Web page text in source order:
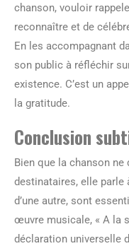
chanson, vouloir
reconnaître et de
En les accompagnant
son public à réfléchir
existence. C’est un
la gratitude.
Conclusion
Bien que la chanson
destinataires, elle parle
d’une autre, sont
œuvre musicale, « A la
déclaration universelle